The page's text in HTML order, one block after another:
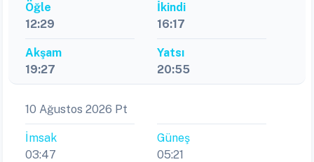
Öğle
12:29
İkindi
16:17
Akşam
19:27
Yatsı
20:55
10 Ağustos 2026 Pt
İmsak
03:47
Güneş
05:21